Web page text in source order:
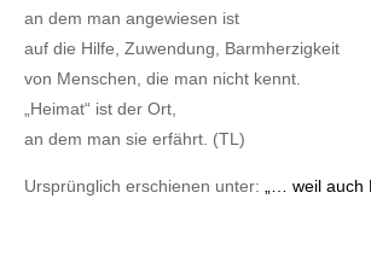
an dem man angewiesen ist
auf die Hilfe, Zuwendung, Barmherzigkeit
von Menschen, die man nicht kennt.
„Heimat“ ist der Ort,
an dem man sie erfährt. (TL)
Ursprünglich erschienen unter: „… weil auch